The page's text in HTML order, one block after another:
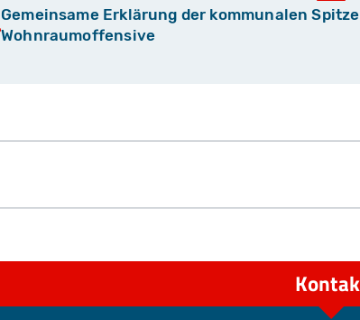
Gemeinsame Erklärung der kommunalen
Wohnraumoffensive